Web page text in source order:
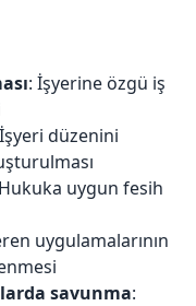
: İşyerine özgü iş
düzenini
uygun fesih
uygulamalarının
savunma: